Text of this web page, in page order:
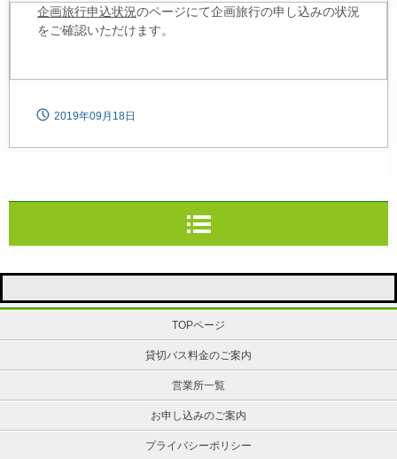
企画旅行申込状況のページにて企画旅行の申し込みの状況
をご確認いただけます。
2019年09月18日
TOPページ
貸切バス料金のご案内
営業所一覧
お申し込みのご案内
プライバシーポリシー